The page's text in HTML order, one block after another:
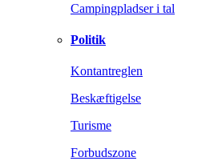
Campingpladser i tal
Politik
Kontantreglen
Beskæftigelse
Turisme
Forbudszone